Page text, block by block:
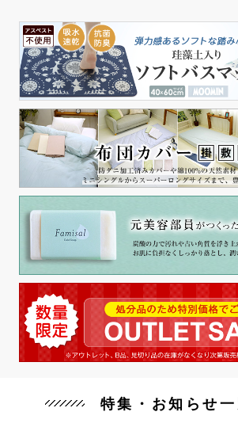
特集・お知らせ一